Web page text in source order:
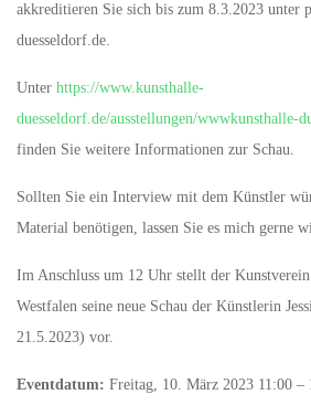
akkreditieren Sie sich bis zum 8.3.2023 unter
duesseldorf.de.
Unter https://www.kunsthalle-
duesseldorf.de/ausstellungen/wwwkunsthalle-
finden Sie weitere Informationen zur Schau.
Sollten Sie ein Interview mit dem Künstler
Material benötigen, lassen Sie es mich gerne
Im Anschluss um 12 Uhr stellt der
Westfalen seine neue Schau der Künstlerin
21.5.2023) vor.
Eventdatum: Freitag, 10. März 2023 11:00 –